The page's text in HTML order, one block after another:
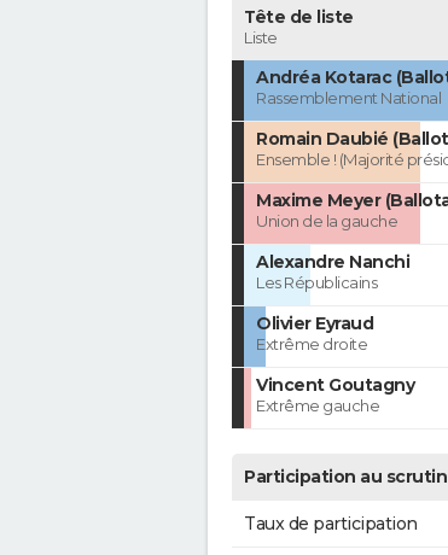
Tête de liste
Liste
Andréa Kotarac
Rassemblement National
Romain Daubié
Ensemble ! (Majorité
Maxime Meyer
Union de la gauche
Alexandre Nanchi
Les Républicains
Olivier Eyraud
Extrême droite
Vincent Goutagny
Extrême gauche
Participation au scrutin
Taux de participation